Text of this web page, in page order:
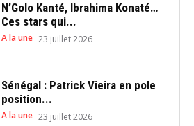
N’Golo Kanté, Ibrahima Konaté…
Ces stars qui...
A la une 23 juillet 2026
Sénégal : Patrick Vieira en pole
position...
A la une 23 juillet 2026